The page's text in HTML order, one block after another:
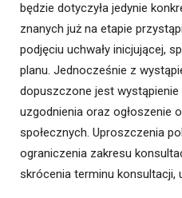
będzie dotyczyła jedynie
znanych już na etapie
podjęciu uchwały inicjującej,
planu. Jednocześnie z
dopuszczone jest wystąpienie
uzgodnienia oraz ogłoszenie
społecznych. Uproszczenia
ograniczenia zakresu
skrócenia terminu konsultacji,